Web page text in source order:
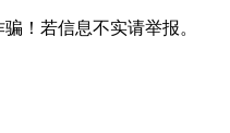
！若信息不实请举报。